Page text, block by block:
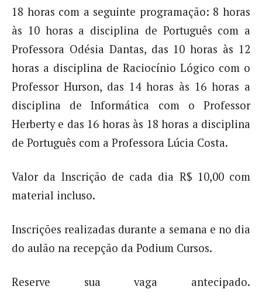
18 horas com a seguinte programação: 8 horas
às 10 horas a disciplina de Português com a
Professora Odésia Dantas, das 10 horas às 12
horas a disciplina de Raciocínio Lógico com o
Professor Hurson, das 14 horas às 16 horas a
disciplina de Informática com o Professor
Herberty e das 16 horas às 18 horas a disciplina
de Português com a Professora Lúcia Costa.
Valor da Inscrição de cada dia R$ 10,00 com
material incluso.
Inscrições realizadas durante a semana e no dia
do aulão na recepção da Podium Cursos.
Reserve sua vaga antecipado.